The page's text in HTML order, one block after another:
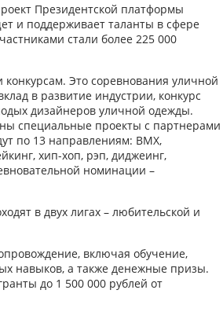
Президентской платформы
и поддерживает таланты в сфере
стали более 225 000
конкурсам. Это соревнования уличной
в развитие индустрии, конкурс
дизайнеров уличной одежды.
специальные проекты с партнерами
по 13 направлениям: BMX,
хип-хоп, рэп, диджеинг,
номинации –
в двух лигах – любительской и
включая обучение,
навыков, а также денежные призы.
до 1 500 000 рублей от